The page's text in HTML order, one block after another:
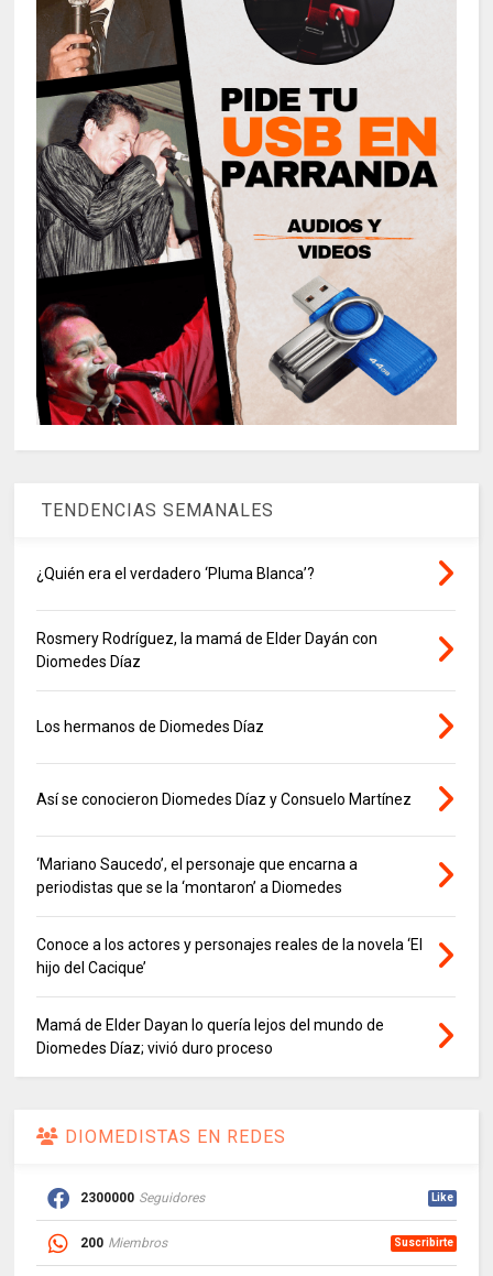
TENDENCIAS SEMANALES
¿Quién era el verdadero ‘Pluma Blanca’?
Rosmery Rodríguez, la mamá de Elder Dayán con
Diomedes Díaz
Los hermanos de Diomedes Díaz
Así se conocieron Diomedes Díaz y Consuelo Martínez
‘Mariano Saucedo’, el personaje que encarna a
periodistas que se la ‘montaron’ a Diomedes
Conoce a los actores y personajes reales de la novela ‘El
hijo del Cacique’
Mamá de Elder Dayan lo quería lejos del mundo de
Diomedes Díaz; vivió duro proceso
DIOMEDISTAS EN REDES
2300000 Seguidores Like
200 Miembros Suscribirte